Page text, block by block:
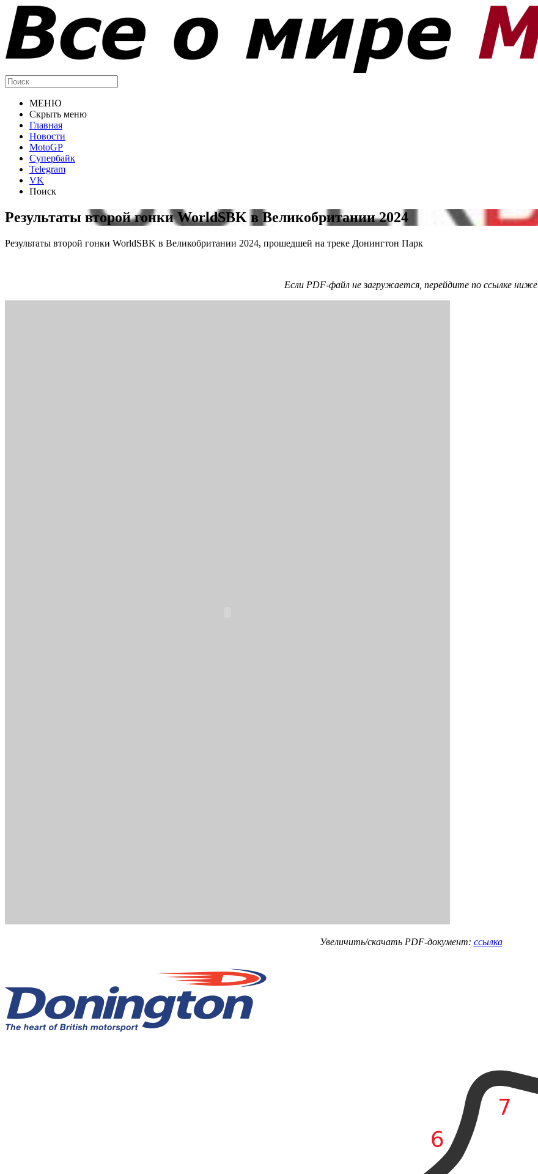
МЕНЮ
Скрыть меню
Главная
Новости
MotoGP
Супербайк
Telegram
VK
Поиск
Результаты второй гонки WorldSBK в Великобритании 2024
Результаты второй гонки WorldSBK в Великобритании 2024, прошедшей на треке Донингтон Парк
Если PDF-файл не загружается, перейдите по ссылке ниже
Увеличить/скачать PDF-документ: ссылка